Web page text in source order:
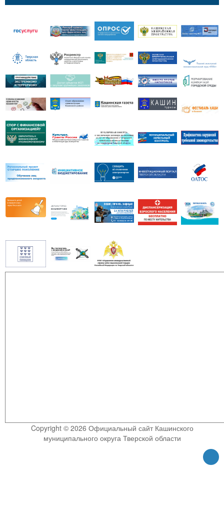
Copyright © 2026 Официальный сайт Кашинского
муниципального округа Тверской области